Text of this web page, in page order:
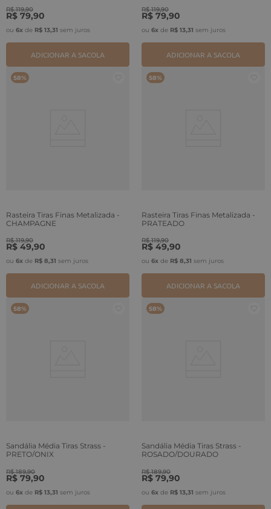
R$ 119,90
R$ 79,90
ou 6x de R$ 13,31 sem juros
ADICIONAR A SACOLA
R$ 119,90
R$ 79,90
ou 6x de R$ 13,31 sem juros
ADICIONAR A SACOLA
58%
Rasteira Tiras Finas Metalizada -
CHAMPAGNE
R$ 119,90
R$ 49,90
ou 6x de R$ 8,31 sem juros
ADICIONAR A SACOLA
58%
Rasteira Tiras Finas Metalizada -
PRATEADO
R$ 119,90
R$ 49,90
ou 6x de R$ 8,31 sem juros
ADICIONAR A SACOLA
58%
Sandália Média Tiras Strass -
PRETO/ONIX
R$ 189,90
R$ 79,90
ou 6x de R$ 13,31 sem juros
58%
Sandália Média Tiras Strass -
ROSADO/DOURADO
R$ 189,90
R$ 79,90
ou 6x de R$ 13,31 sem juros